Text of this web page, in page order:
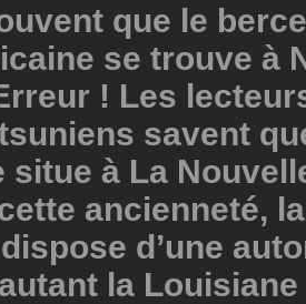
que le
se trouve à
! Les
savent
situe à La
ancienneté,
d’une
la Louisiane